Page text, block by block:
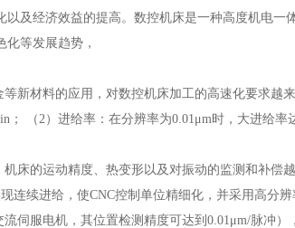
及经济效益的提高。数控机床是一种高度机电一
等发展趋势，
新材料的应用，对数控机床加工的高速化要求越
（2）进给率：在分辨率为0.01μm时，大进给率
床的运动精度、热变形以及对振动的监测和补偿越
连续进给，使CNC控制单位精细化，并采用高分
伺服电机，其位置检测精度可达到0.01μm/脉冲）